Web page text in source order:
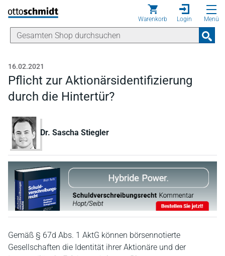
Direkt zum Inhalt
Warenkorb Login Menü
16.02.2021
Pflicht zur Aktionärsidentifizierung
durch die Hintertür?
Dr. Sascha Stiegler
Gemäß § 67d Abs. 1 AktG können börsennotierte
Gesellschaften die Identität ihrer Aktionäre und der